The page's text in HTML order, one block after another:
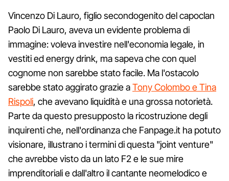
Vincenzo Di Lauro, figlio secondogenito del capoclan
Paolo Di Lauro, aveva un evidente problema di
immagine: voleva investire nell'economia legale, in
vestiti ed energy drink, ma sapeva che con quel
cognome non sarebbe stato facile. Ma l'ostacolo
sarebbe stato aggirato grazie aTony Colombo e Tina
Rispoli, che avevano liquidità e una grossa notorietà.
Parte da questo presupposto la ricostruzione degli
inquirenti che, nell'ordinanza che Fanpage.it ha potuto
visionare, illustrano i termini di questa "joint venture"
che avrebbe visto da un lato F2 e le sue mire
imprenditoriali e dall'altro il cantante neomelodico e